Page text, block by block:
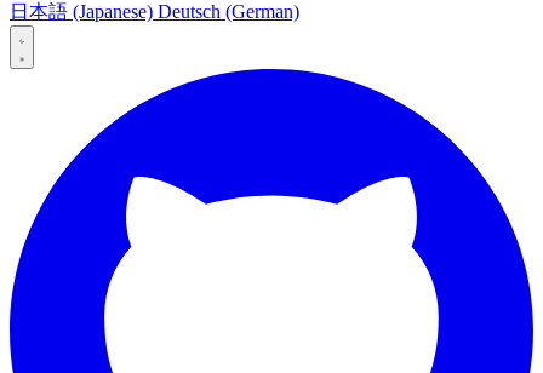
日本語 (Japanese) Deutsch (German)